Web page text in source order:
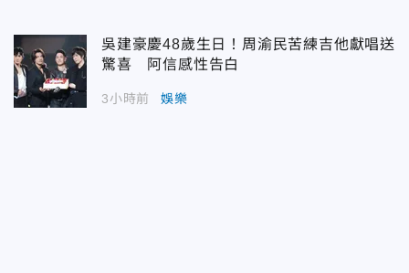
吳建豪慶48歲生日！周渝民苦練吉他獻唱送
驚喜 阿信感性告白
3小時前 娛樂